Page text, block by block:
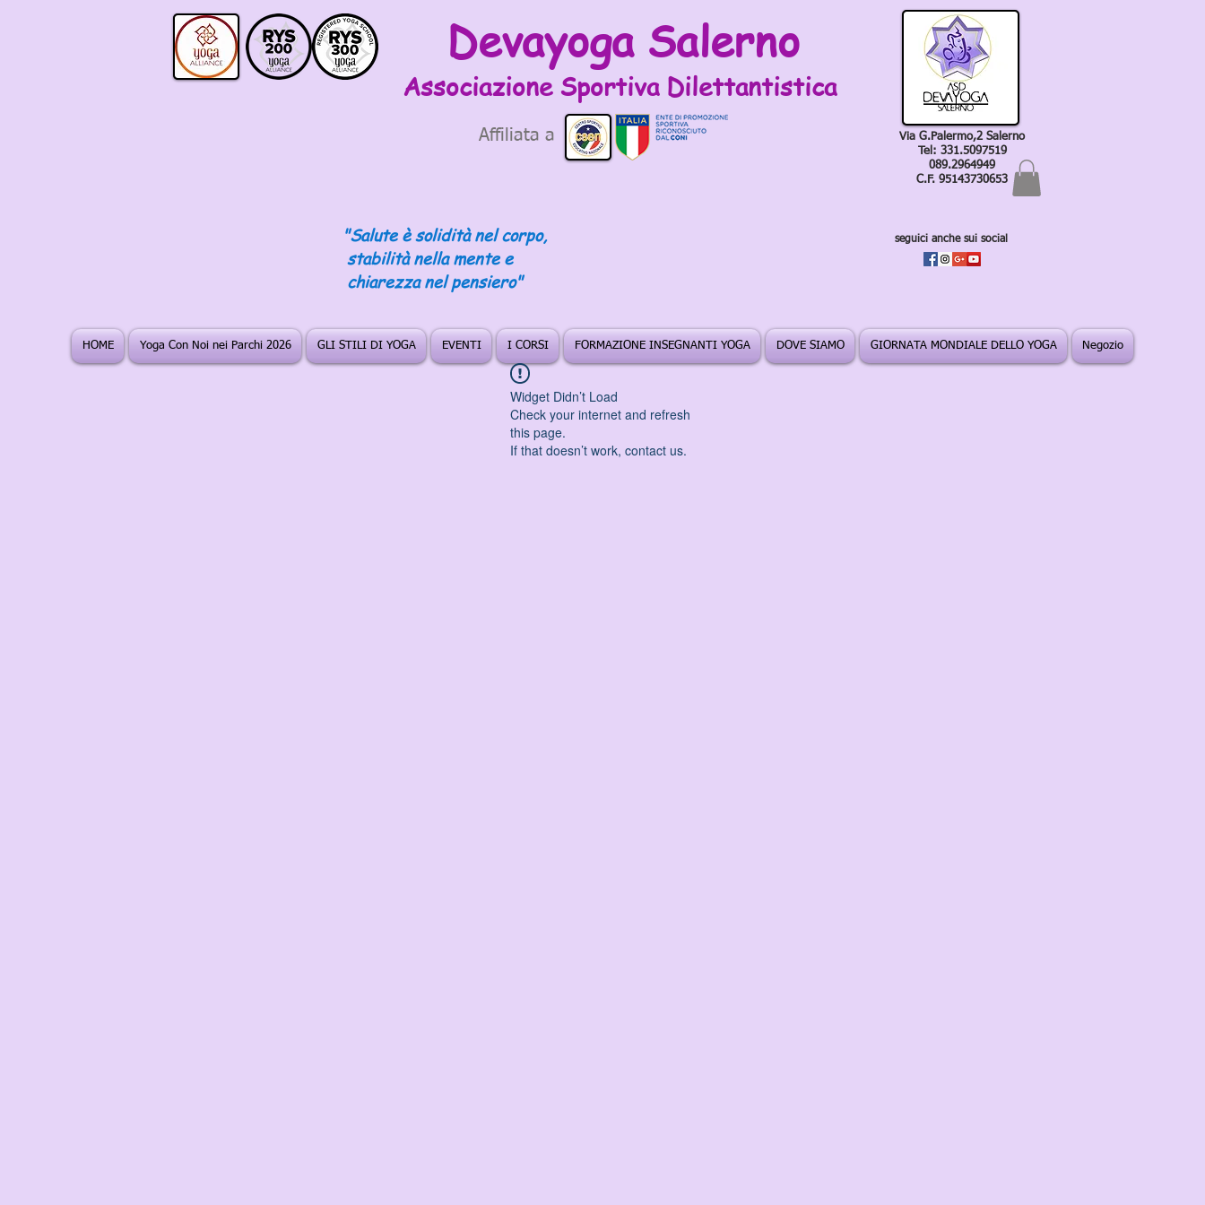
Devayoga Salerno
Associazione Sportiva Dilettantistica
Affiliata a
"Salute è solidità nel corpo,
stabilità nella mente e
chiarezza nel pensiero"
Via G.Palermo,2 Salerno
Tel: 331.5097519
089.2964949
C.F. 95143730653
seguici anche sui social
HOME Yoga Con Noi nei Parchi 2026 GLI STILI DI YOGA EVENTI I CORSI FORMAZIONE INSEGNANTI YOGA DOVE SIAMO GIORNATA MONDIALE DELLO YOGA Negozio
Widget Didn’t Load
Check your internet and refresh
this page.
If that doesn’t work, contact us.